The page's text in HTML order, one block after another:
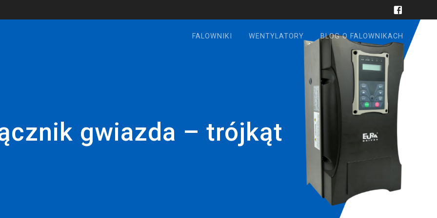
FALOWNIKI WENTYLATORY BLOG O FALOWNIKACH
gwiazda – trójkąt